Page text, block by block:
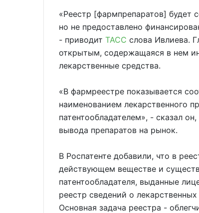
«Реестр [фармпрепаратов] будет
но не предоставлено
- приводит ТАСС слова Ивлиева.
открытым, содержащаяся в нем
лекарственные средства.
«В фармреестре показывается
наименованием лекарственного
патентообладателем», - сказал
вывода препаратов на рынок.
В Роспатенте добавили, что в
действующем веществе и
патентообладателя, выданные
реестр сведений о
Основная задача реестра -